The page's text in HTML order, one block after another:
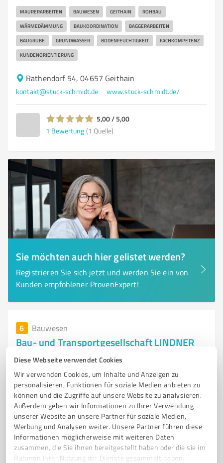
Diese Webseite verwendet Cookies
Wir verwenden Cookies, um Inhalte und Anzeigen zu
personalisieren, Funktionen für soziale Medien anbieten zu
können und die Zugriffe auf unsere Website zu analysieren.
Außerdem geben wir Informationen zu Ihrer Verwendung
unserer Website an unsere Partner für soziale Medien,
Werbung und Analysen weiter. Unsere Partner führen diese
Informationen möglicherweise mit weiteren Daten
zusammen, die Sie ihnen bereitgestellt haben oder die sie im
Rahmen Ihrer Nutzung der Dienste gesammelt haben.
MAURERARBEITEN BAUWESEN GEITHAIN ROHBAU
WÄRMEDÄMMUNG BAUKOORDINATION BAGGERARBEITEN
BAUGRUBE GRUNDWASSER BODENFEUCHTIGKEIT FACHKOMPETENZ
KUNDENORIENTIERUNG
Rathendorf 54, 04657 Geithain
kontakt@stuck-schmidt.de www.stuck-schmidt.de/
5,00 / 5,00
1 Bewertung (1 Quelle)
Sie möchten auch hier gelistet werden?
Registrieren Sie sich jetzt und werden Sie ein von
Kunden empfohlener ProvenExpert!
6 Bauwesen
Bau- und Transportgesellschaft LINDNER
mbH
Bau- und Transportgesellschaft LINDNER mbH - Ihr
Partner für Bauprojekte in Hohe
BAUUNTERNEHMEN HOHENSTEIN-ERNSTTHAL ERD- UND TIEFBAU
HOCHBAU SANIERUNG BAUPROJEKTE QUALITÄT
ZUVERLÄSSIGKEIT GENERALUNTERNEHMER WOHNUNGSBAU
SOZIALIMMOBILIEN